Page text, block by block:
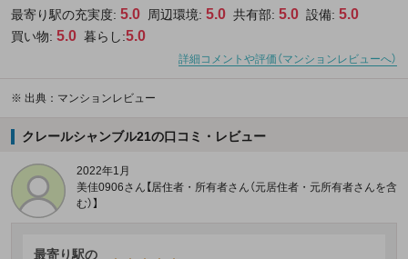
最寄り駅の充実度: 5.0 周辺環境: 5.0 共有部: 5.0 設備: 5.0
買い物: 5.0 暮らし:5.0
詳細コメントや評価（マンションレビューへ）
※ 出典：マンションレビュー
クレールシャンブル21の口コミ・レビュー
2022年1月
美佳0906さん【居住者・所有者さん（元居住者・元所有者さんを含
む）】
最寄り駅の